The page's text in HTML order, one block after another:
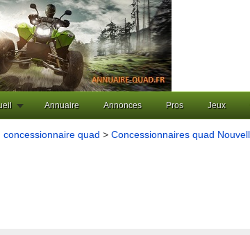
Annuaire Annonces Pros Jeux
concessionnaire quad > Concessionnaires quad